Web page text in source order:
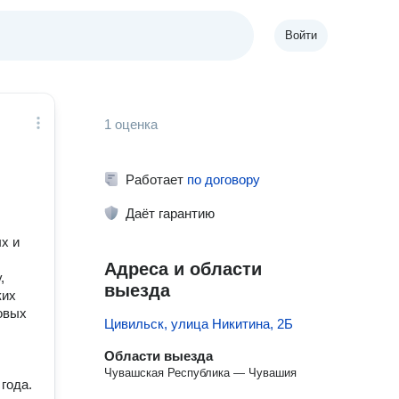
Войти
и
1 оценка
Работает по договору
Даёт гарантию
Адреса и области
выезда
Цивильск, улица Никитина, 2Б
Области выезда
Чувашская Республика — Чувашия